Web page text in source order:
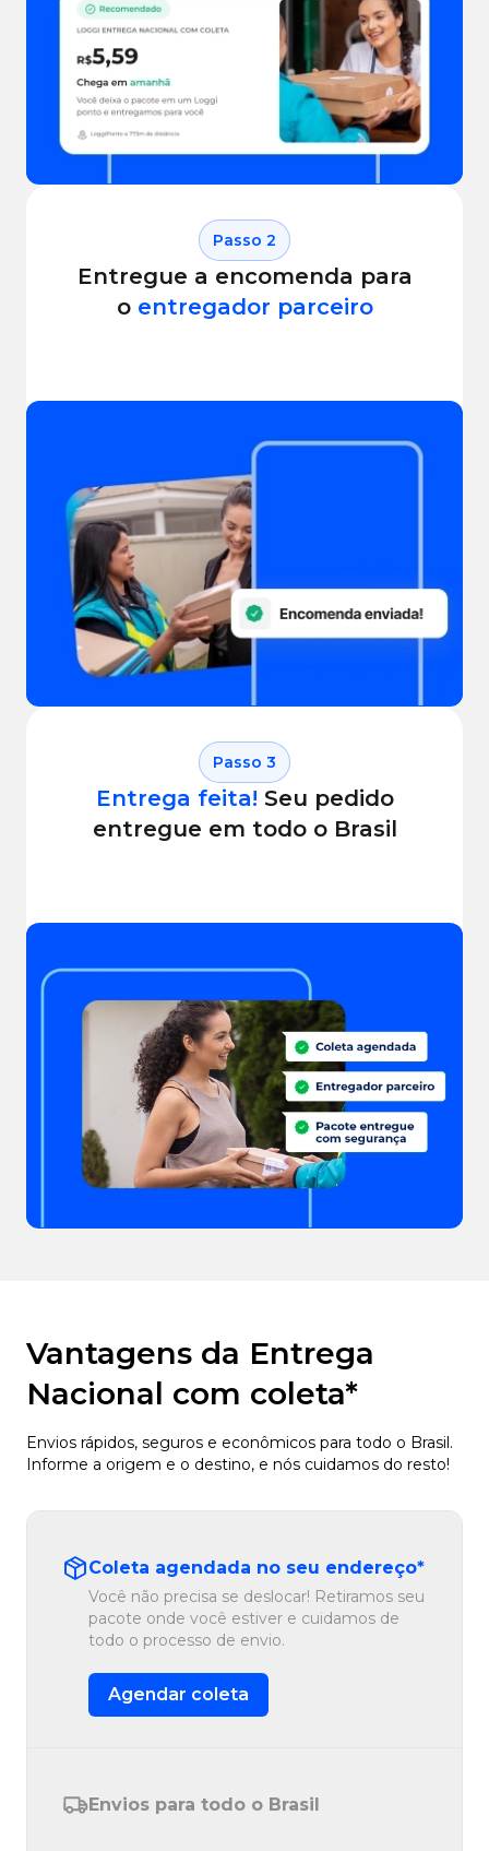
Passo 2
Entregue a encomenda para
o entregador parceiro
Passo 3
Entrega feita! Seu pedido
entregue em todo o Brasil
Vantagens da Entrega
Nacional com coleta*
Envios rápidos, seguros e econômicos para todo o Brasil.
Informe a origem e o destino, e nós cuidamos do resto!
Coleta agendada no seu endereço*
Você não precisa se deslocar! Retiramos seu
pacote onde você estiver e cuidamos de
todo o processo de envio.
Agendar coleta
Envios para todo o Brasil